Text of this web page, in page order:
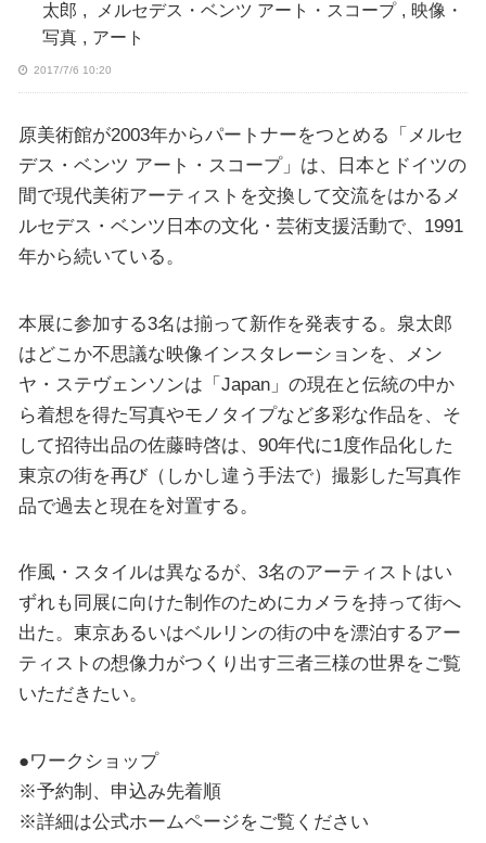
太郎 , メルセデス・ベンツ アート・スコープ , 映像・
写真 , アート
2017/7/6 10:20
原美術館が2003年からパートナーをつとめる「メルセ
デス・ベンツ アート・スコープ」は、日本とドイツの
間で現代美術アーティストを交換して交流をはかるメ
ルセデス・ベンツ日本の文化・芸術支援活動で、1991
年から続いている。
本展に参加する3名は揃って新作を発表する。泉太郎
はどこか不思議な映像インスタレーションを、メン
ヤ・ステヴェンソンは「Japan」の現在と伝統の中か
ら着想を得た写真やモノタイプなど多彩な作品を、そ
して招待出品の佐藤時啓は、90年代に1度作品化した
東京の街を再び（しかし違う手法で）撮影した写真作
品で過去と現在を対置する。
作風・スタイルは異なるが、3名のアーティストはい
ずれも同展に向けた制作のためにカメラを持って街へ
出た。東京あるいはベルリンの街の中を漂泊するアー
ティストの想像力がつくり出す三者三様の世界をご覧
いただきたい。
●ワークショップ
※予約制、申込み先着順
※詳細は公式ホームページをご覧ください